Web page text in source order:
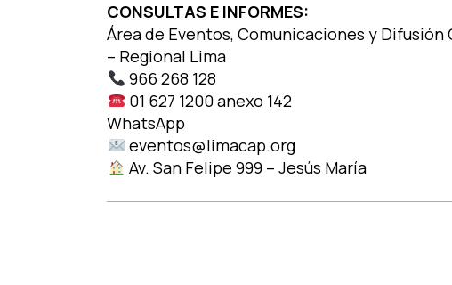
CONSULTAS E INFORMES:
Área de Eventos, Comunicaciones y Difusión
– Regional Lima
966 268 128
01 627 1200 anexo 142
WhatsApp
eventos@limacap.org
Av. San Felipe 999 – Jesús María